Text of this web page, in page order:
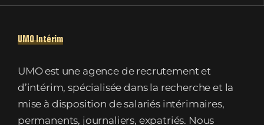
UMO Intérim
UMO est une agence de recrutement et
d’intérim, spécialisée dans la recherche et la
mise à disposition de salariés intérimaires,
permanents, journaliers, expatriés. Nous